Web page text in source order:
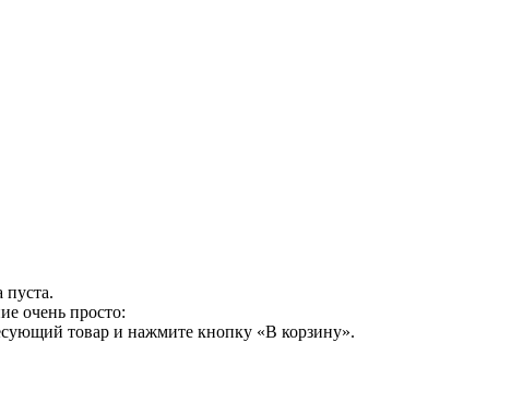
очень просто:
товар и нажмите кнопку «В корзину».